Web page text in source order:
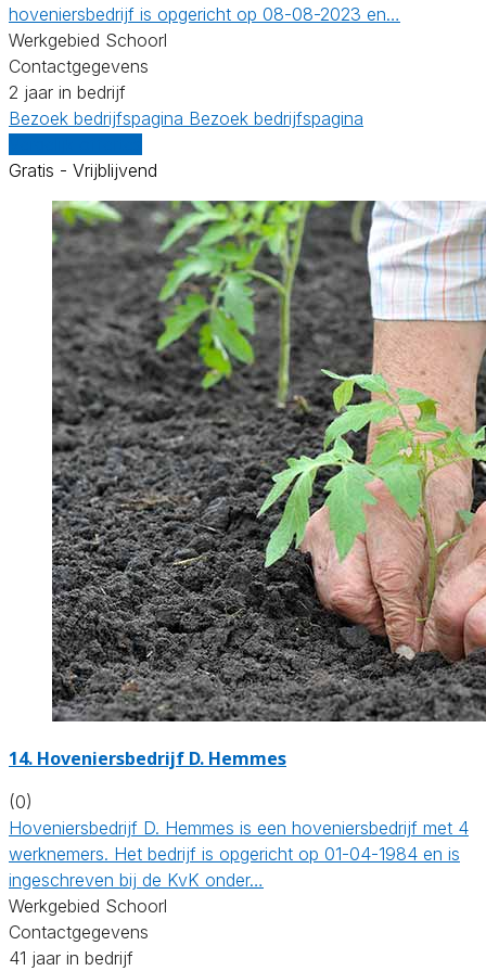
hoveniersbedrijf is opgericht op 08-08-2023 en…
Werkgebied Schoorl
Contactgegevens
2 jaar in bedrijf
Bezoek bedrijfspagina Bezoek bedrijfspagina
Gratis - Vrijblijvend
14. Hoveniersbedrijf D. Hemmes
(0)
Hoveniersbedrijf D. Hemmes is een hoveniersbedrijf met 4
werknemers. Het bedrijf is opgericht op 01-04-1984 en is
ingeschreven bij de KvK onder…
Werkgebied Schoorl
Contactgegevens
41 jaar in bedrijf